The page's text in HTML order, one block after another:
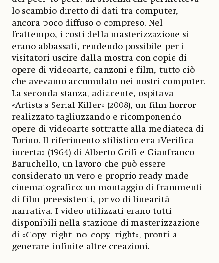
lo scambio diretto di dati tra computer,
ancora poco diffuso o compreso. Nel
frattempo, i costi della masterizzazione si
erano abbassati, rendendo possibile per i
visitatori uscire dalla mostra con copie di
opere di videoarte, canzoni e film, tutto ciò
che avevamo accumulato nei nostri computer.
La seconda stanza, adiacente, ospitava
«Artists’s Serial Killer» (2008), un film horror
realizzato tagliuzzando e ricomponendo
opere di videoarte sottratte alla mediateca di
Torino. Il riferimento stilistico era «Verifica
incerta» (1964) di Alberto Grifi e Gianfranco
Baruchello, un lavoro che può essere
considerato un vero e proprio ready made
cinematografico: un montaggio di frammenti
di film preesistenti, privo di linearità
narrativa. I video utilizzati erano tutti
disponibili nella stazione di masterizzazione
di «Copy_right_no_copy_right», pronti a
generare infinite altre creazioni.